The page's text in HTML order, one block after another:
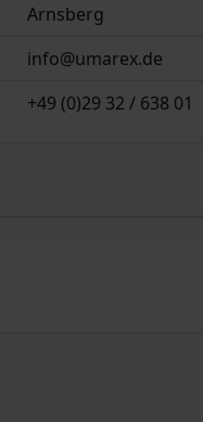
Arnsberg
info@umarex.de
+49 (0)29 32 / 638 01